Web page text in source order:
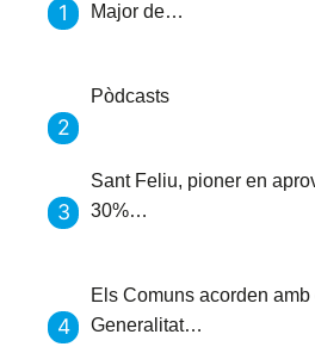
Major de…
Pòdcasts
Sant Feliu, pioner en
30%…
Els Comuns acorden
Generalitat…